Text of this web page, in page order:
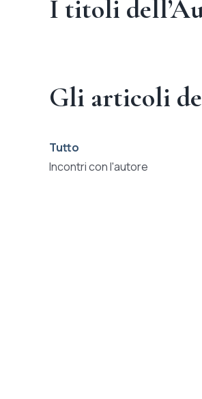
I titoli
Gli articoli
Tutto
Incontri con l'autore